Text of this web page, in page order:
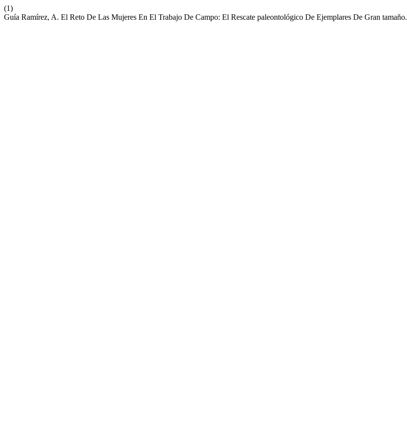
(1)
Guía Ramírez, A. El Reto De Las Mujeres En El Trabajo De Campo: El Rescate paleontológico De Ejemplares De Gran tamaño.